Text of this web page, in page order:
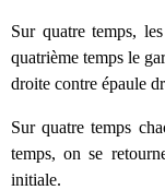
Sur quatre temps, l
quatrième temps le
droite contre épaule
Sur quatre temps
temps, on se
initiale.